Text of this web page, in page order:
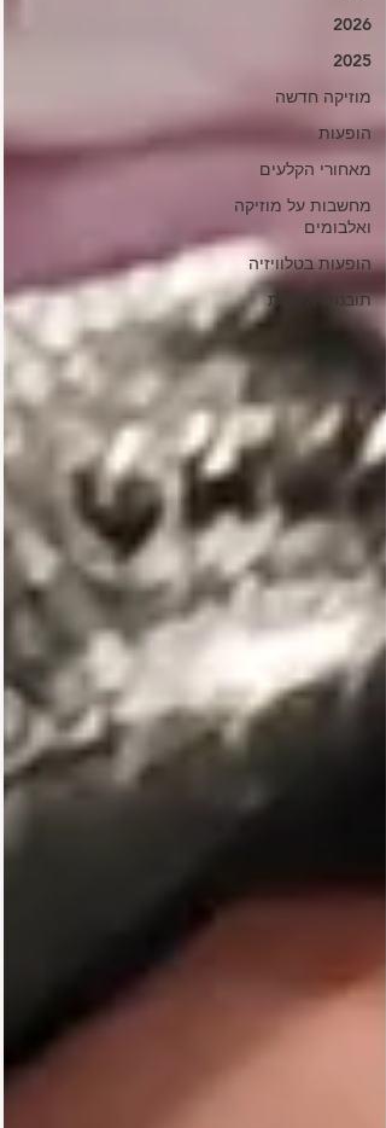
2026
2025
מוזיקה חדשה
הופעות
מאחורי הקלעים
מחשבות על מוזיקה
ואלבומים
הופעות בטלוויזיה
תובנות אישיות